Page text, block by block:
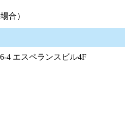
合）
4 エスペランスビル4F